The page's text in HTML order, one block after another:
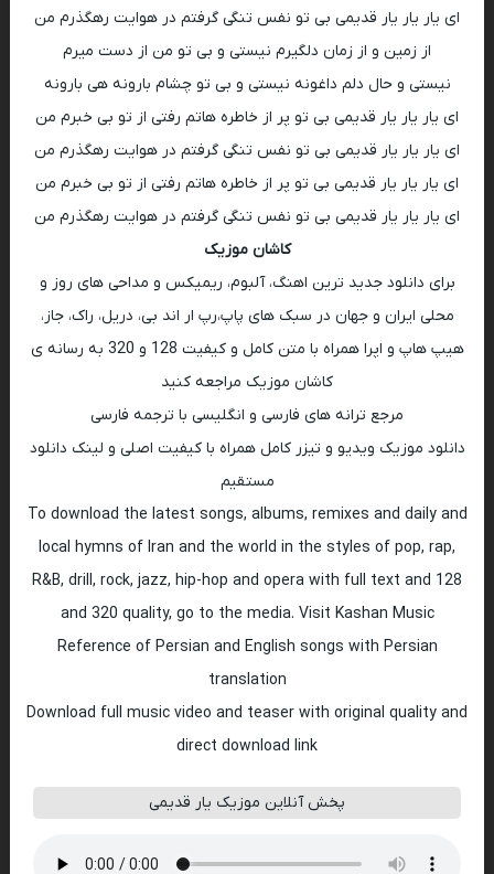
ای یار یار یار قدیمی بی تو نفس تنگی گرفتم در هوایت رهگذرم من
از زمین و از زمان دلگیرم نیستی و بی تو من از دست میرم
نیستی و حال دلم داغونه نیستی و بی تو چشام بارونه هی بارونه
ای یار یار یار قدیمی بی تو پر از خاطره هاتم رفتی از تو بی خبرم من
ای یار یار یار قدیمی بی تو نفس تنگی گرفتم در هوایت رهگذرم من
ای یار یار یار قدیمی بی تو پر از خاطره هاتم رفتی از تو بی خبرم من
ای یار یار یار قدیمی بی تو نفس تنگی گرفتم در هوایت رهگذرم من
کاشان موزیک
برای دانلود جدید ترین اهنگ، آلبوم، ریمیکس و مداحی های روز و
محلی ایران و جهان در سبک های پاپ،رپ ار اند بی، دریل، راک، جاز،
هیپ هاپ و اپرا همراه با متن کامل و کیفیت 128 و 320 به رسانه ی
کاشان موزیک مراجعه کنید
مرجع ترانه های فارسی و انگلیسی با ترجمه فارسی
دانلود موزیک ویدیو و تیزر کامل همراه با کیفیت اصلی و لینک دانلود
مستقیم
To download the latest songs, albums, remixes and daily and
local hymns of Iran and the world in the styles of pop, rap,
R&B, drill, rock, jazz, hip-hop and opera with full text and 128
and 320 quality, go to the media. Visit Kashan Music
Reference of Persian and English songs with Persian
translation
Download full music video and teaser with original quality and
direct download link
پخش آنلاین موزیک یار قدیمی